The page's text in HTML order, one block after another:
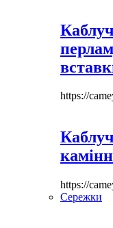
https://
https://
Сережки